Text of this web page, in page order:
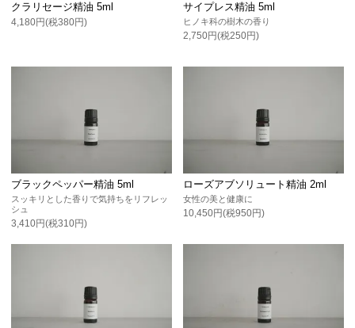
クラリセージ精油 5ml
4,180円(税380円)
サイプレス精油 5ml
ヒノキ科の樹木の香り
2,750円(税250円)
ブラックペッパー精油 5ml
スッキリとした香りで気持ちをリフレッ
シュ
3,410円(税310円)
ローズアブソリュート精油 2ml
女性の美と健康に
10,450円(税950円)